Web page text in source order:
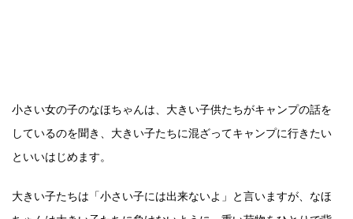
小さい女の子のなほちゃんは、大きい子供たちがキャンプの話を
しているのを聞き、大きい子たちに混ざってキャンプに行きたい
といいはじめます。
大きい子たちは「小さい子には出来ないよ」と言いますが、なほ